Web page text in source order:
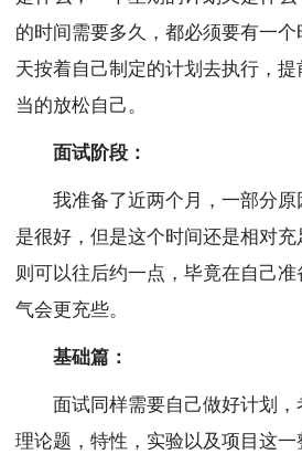
的时间需要多久，都必须要有一
天按着自己制定的计划去执行，
当的放松自己。
面试阶段：
我准备了近两个月，一部分
是很好，但是这个时间还是相对
则可以往后约一点，毕竟在自己
气会更充些。
基础篇：
面试同样需要自己做好计划，
理论题，特性，实验以及项目这